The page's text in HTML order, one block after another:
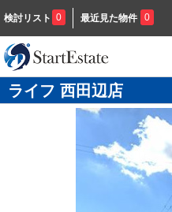
検討リスト 0 最近見た物件 0
ライフ 西田辺店